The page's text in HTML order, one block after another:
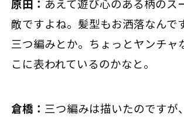
原田： あえて遊び心のある柄のス
敵ですよね。髪型もお洒落なんで
三つ編みとか。ちょっとヤンチャ
こに表われているのかなと。
倉橋： 三つ編みは描いたのですが